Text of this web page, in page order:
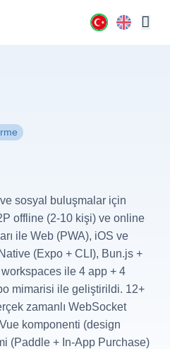
sosyal buluşmalar için
offline (2-10 kişi) ve online
ile Web (PWA), iOS ve
(Expo + CLI), Bun.js +
ile 4 app + 4
mimarisi ile geliştirildi. 12+
zamanlı WebSocket
komponenti (design
(Paddle + In-App Purchase)